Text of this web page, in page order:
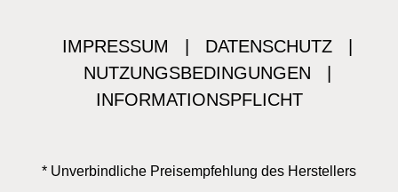
IMPRESSUM DATENSCHUTZ
NUTZUNGSBEDINGUNGEN
INFORMATIONSPFLICHT
* Unverbindliche Preisempfehlung des Herstellers